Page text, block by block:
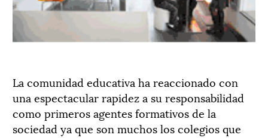
La comunidad educativa ha reaccionado con
una espectacular rapidez a su responsabilidad
como primeros agentes formativos de la
sociedad ya que son muchos los colegios que